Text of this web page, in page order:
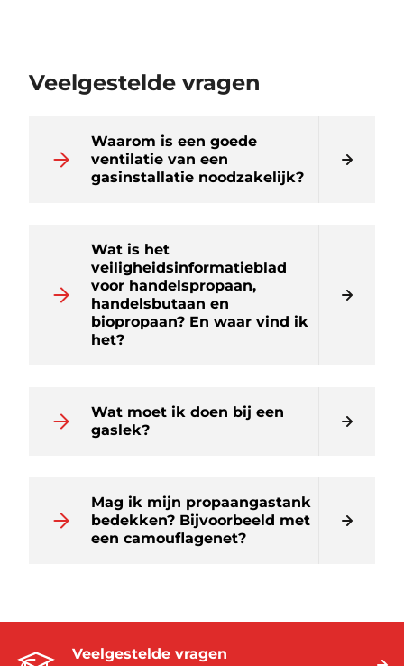
Veelgestelde vragen
Waarom is een goede
ventilatie van een
gasinstallatie noodzakelijk?
Wat is het
veiligheidsinformatieblad
voor handelspropaan,
handelsbutaan en
biopropaan? En waar vind ik
het?
Wat moet ik doen bij een
gaslek?
Mag ik mijn propaangastank
bedekken? Bijvoorbeeld met
een camouflagenet?
Veelgestelde vragen